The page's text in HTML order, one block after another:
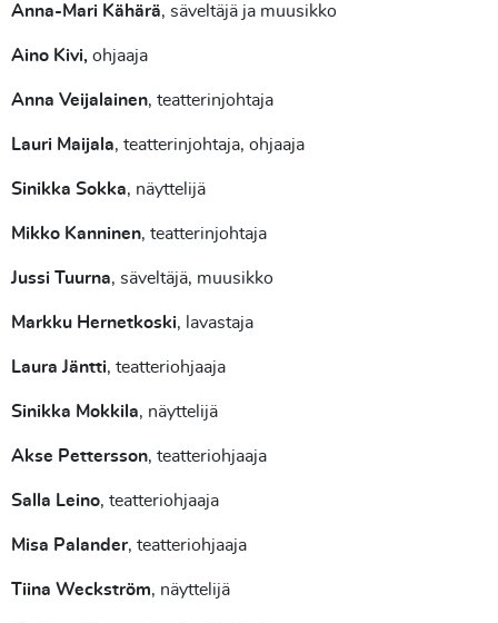
Anna-Mari Kähärä, säveltäjä ja muusikko
Aino Kivi, ohjaaja
Anna Veijalainen, teatterinjohtaja
Lauri Maijala, teatterinjohtaja, ohjaaja
Sinikka Sokka, näyttelijä
Mikko Kanninen, teatterinjohtaja
Jussi Tuurna, säveltäjä, muusikko
Markku Hernetkoski, lavastaja
Laura Jäntti, teatteriohjaaja
Sinikka Mokkila, näyttelijä
Akse Pettersson, teatteriohjaaja
Salla Leino, teatteriohjaaja
Misa Palander, teatteriohjaaja
Tiina Weckström, näyttelijä